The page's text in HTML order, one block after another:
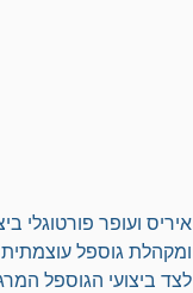
איריס ועופר פורטוגלי
ומקהלת גוספל עוצמתית
לצד ביצועי הגוספל